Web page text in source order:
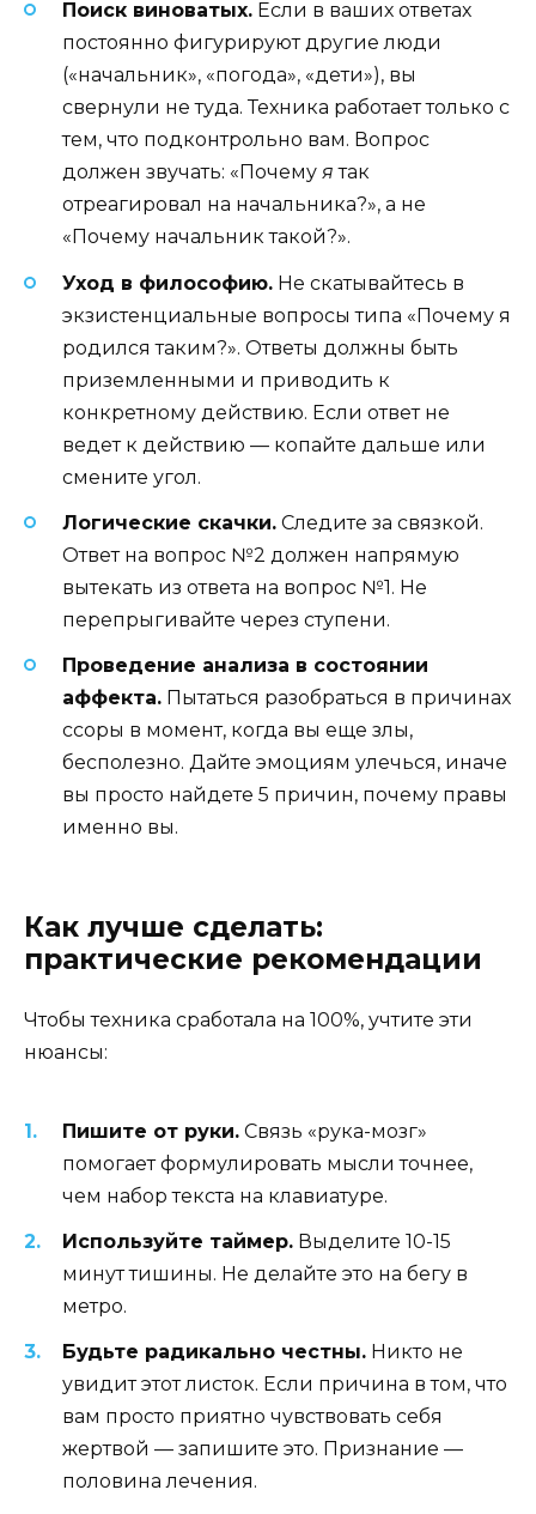
Поиск виноватых. Если в ваших ответах
постоянно фигурируют другие люди
(«начальник», «погода», «дети»), вы
свернули не туда. Техника работает только с
тем, что подконтрольно вам. Вопрос
должен звучать: «Почему я так
отреагировал на начальника?», а не
«Почему начальник такой?».
Уход в философию. Не скатывайтесь в
экзистенциальные вопросы типа «Почему я
родился таким?». Ответы должны быть
приземленными и приводить к
конкретному действию. Если ответ не
ведет к действию — копайте дальше или
смените угол.
Логические скачки. Следите за связкой.
Ответ на вопрос №2 должен напрямую
вытекать из ответа на вопрос №1. Не
перепрыгивайте через ступени.
Проведение анализа в состоянии
аффекта. Пытаться разобраться в причинах
ссоры в момент, когда вы еще злы,
бесполезно. Дайте эмоциям улечься, иначе
вы просто найдете 5 причин, почему правы
именно вы.
Как лучше сделать:
практические рекомендации
Чтобы техника сработала на 100%, учтите эти
нюансы:
Пишите от руки. Связь «рука-мозг»
помогает формулировать мысли точнее,
чем набор текста на клавиатуре.
Используйте таймер. Выделите 10-15
минут тишины. Не делайте это на бегу в
метро.
Будьте радикально честны. Никто не
увидит этот листок. Если причина в том, что
вам просто приятно чувствовать себя
жертвой — запишите это. Признание —
половина лечения.